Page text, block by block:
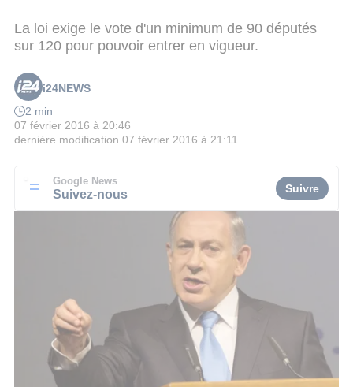
La loi exige le vote d'un minimum de 90 députés
sur 120 pour pouvoir entrer en vigueur.
i24NEWS
2 min
07 février 2016 à 20:46
dernière modification 07 février 2016 à 21:11
Google News
Suivez-nous Suivre